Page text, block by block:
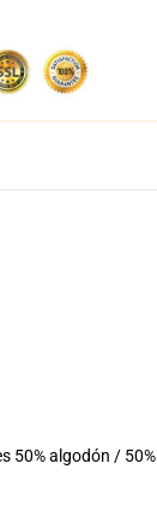
50% algodón / 50%